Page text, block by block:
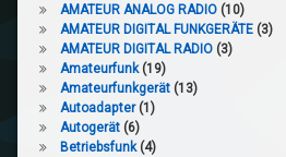
AMATEUR ANALOG RADIO (10)
AMATEUR DIGITAL FUNKGERÄTE (3)
AMATEUR DIGITAL RADIO (3)
Amateurfunk (19)
Amateurfunkgerät (13)
Autoadapter (1)
Autogerät (6)
Betriebsfunk (4)